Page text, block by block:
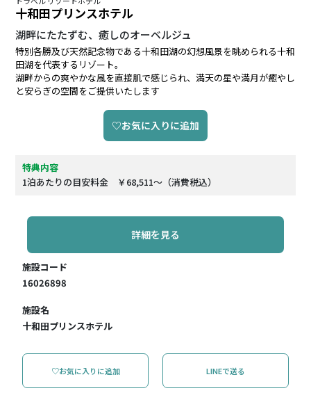
十和田プリンスホテル
湖畔にたたずむ、癒しのオーベルジュ
特別各勝及び天然記念物である十和田湖の幻想風景を眺められる十和
田湖を代表するリゾート。
湖畔からの爽やかな風を直接肌で感じられ、満天の星や満月が癒やし
と安らぎの空間をご提供いたします
♡お気に入りに追加
特典内容
1泊あたりの目安料金 ￥68,511～（消費税込）
詳細を見る
施設コード
16026898
施設名
十和田プリンスホテル
♡お気に入りに追加 LINEで送る